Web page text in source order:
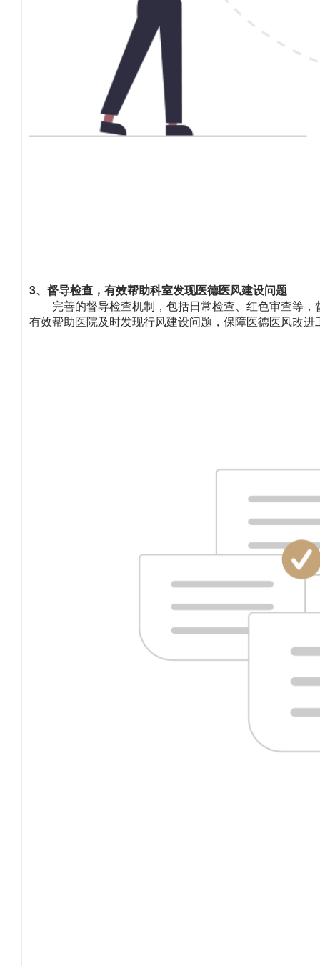
3、督导检查，有效帮助科室发现医德医风建设问题
完善的督导检查机制，包括日常检查、红色审查等
有效帮助医院及时发现行风建设问题，保障医德医风改进